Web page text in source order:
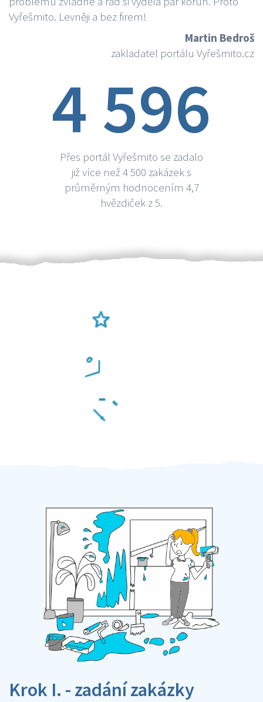
Vyřešmito. Levněji a bez firem!
Martin Bedroš
zakladatel portálu Vyřešmito.cz
4 596
Přes portál Vyřešmito se zadalo
již více než 4 500 zakázek s
průměrným hodnocením 4,7
hvězdiček z 5.
Krok I. - zadání zakázky